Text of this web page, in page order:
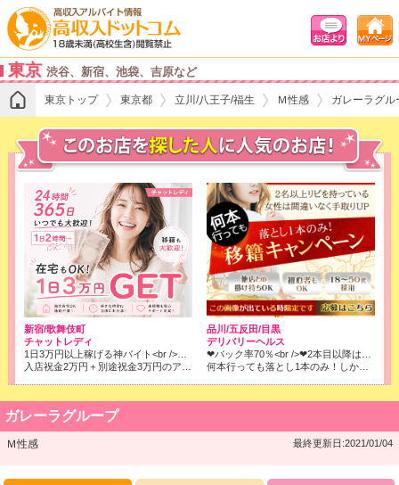
東京 渋谷、新宿、池袋、吉原など
東京トップ 東京都 立川/八王子/福生 Ｍ性感 ガレーラグル
新宿/歌舞伎町
チャットレディ
品川/五反田/目黒
デリバリーヘルス
ガレーラグループ
Ｍ性感 最終更新日:2021/01/04